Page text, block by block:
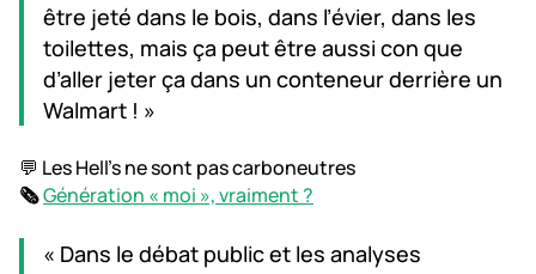
être jeté dans le bois, dans l’évier, dans les
toilettes, mais ça peut être aussi con que
d’aller jeter ça dans un conteneur derrière un
Walmart ! »
💬 Les Hell's ne sont pas carboneutres
🗞️Génération « moi », vraiment ?
« Dans le débat public et les analyses